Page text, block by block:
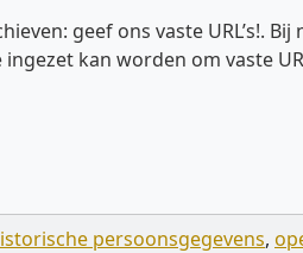
geef ons vaste URL’s!.
kan worden om vaste
persoonsgegevens,